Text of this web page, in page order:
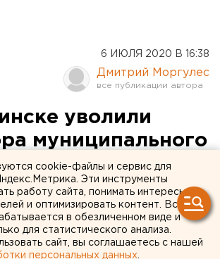
6 ИЮЛЯ 2020 В 16:38
Дмитрий Моргулес
уволили
муниципального
Челябинска расторгла трудовой
ООО «Общественный
(ОГТ, 100% принадлежит
cookie-файлы и сервис для
Эти инструменты
работу сайта, понимать интересы
и оптимизировать контент. Вся
в обезличенном виде и
для статистического анализа.
сайт, вы соглашаетесь с нашей
персональных данных